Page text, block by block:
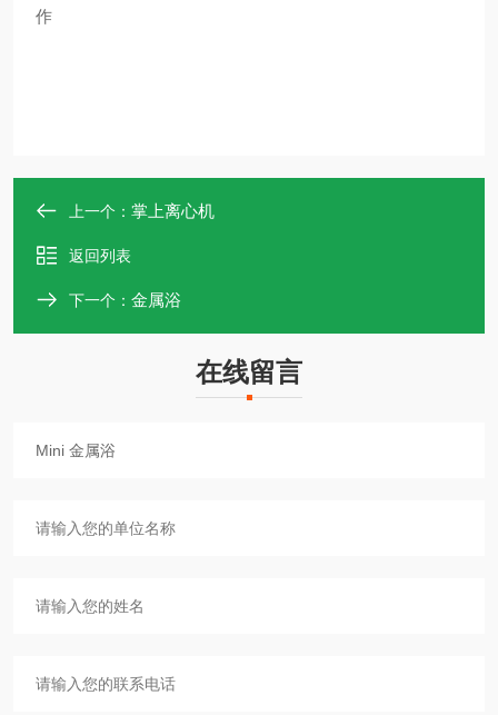
作
上一个： 掌上离心机
返回列表
下一个： 金属浴
在线留言